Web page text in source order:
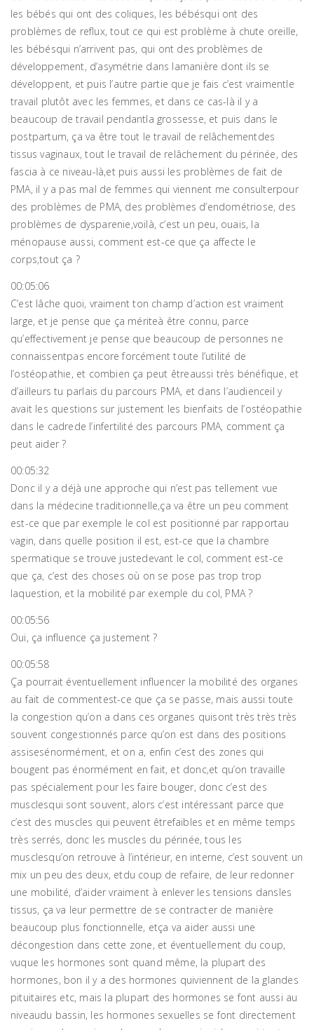
les bébés qui ont des coliques, les bébésqui ont des
problèmes de reflux, tout ce qui est problème à chute oreille,
les bébésqui n’arrivent pas, qui ont des problèmes de
développement, d’asymétrie dans lamanière dont ils se
développent, et puis l’autre partie que je fais c’est vraimentle
travail plutôt avec les femmes, et dans ce cas-là il y a
beaucoup de travail pendantla grossesse, et puis dans le
postpartum, ça va être tout le travail de relâchementdes
tissus vaginaux, tout le travail de relâchement du périnée, des
fascia à ce niveau-là,et puis aussi les problèmes de fait de
PMA, il y a pas mal de femmes qui viennent me consulterpour
des problèmes de PMA, des problèmes d’endométriose, des
problèmes de dysparenie,voilà, c’est un peu, ouais, la
ménopause aussi, comment est-ce que ça affecte le
corps,tout ça ?
00:05:06
C’est lâche quoi, vraiment ton champ d’action est vraiment
large, et je pense que ça mériteà être connu, parce
qu’effectivement je pense que beaucoup de personnes ne
connaissentpas encore forcément toute l’utilité de
l’ostéopathie, et combien ça peut êtreaussi très bénéfique, et
d’ailleurs tu parlais du parcours PMA, et dans l’audienceil y
avait les questions sur justement les bienfaits de l’ostéopathie
dans le cadrede l’infertilité des parcours PMA, comment ça
peut aider ?
00:05:32
Donc il y a déjà une approche qui n’est pas tellement vue
dans la médecine traditionnelle,ça va être un peu comment
est-ce que par exemple le col est positionné par rapportau
vagin, dans quelle position il est, est-ce que la chambre
spermatique se trouve justedevant le col, comment est-ce
que ça, c’est des choses où on se pose pas trop trop
laquestion, et la mobilité par exemple du col, PMA ?
00:05:56
Oui, ça influence ça justement ?
00:05:58
Ça pourrait éventuellement influencer la mobilité des organes
au fait de commentest-ce que ça se passe, mais aussi toute
la congestion qu’on a dans ces organes quisont très très très
souvent congestionnés parce qu’on est dans des positions
assisesénormément, et on a, enfin c’est des zones qui
bougent pas énormément en fait, et donc,et qu’on travaille
pas spécialement pour les faire bouger, donc c’est des
musclesqui sont souvent, alors c’est intéressant parce que
c’est des muscles qui peuvent êtrefaibles et en même temps
très serrés, donc les muscles du périnée, tous les
musclesqu’on retrouve à l’intérieur, en interne, c’est souvent un
mix un peu des deux, etdu coup de refaire, de leur redonner
une mobilité, d’aider vraiment à enlever les tensions dansles
tissus, ça va leur permettre de se contracter de manière
beaucoup plus fonctionnelle, etça va aider aussi une
décongestion dans cette zone, et éventuellement du coup,
vuque les hormones sont quand même, la plupart des
hormones, bon il y a des hormones quiviennent de la glandes
pituitaires etc, mais la plupart des hormones se font aussi au
niveaudu bassin, les hormones sexuelles se font directement